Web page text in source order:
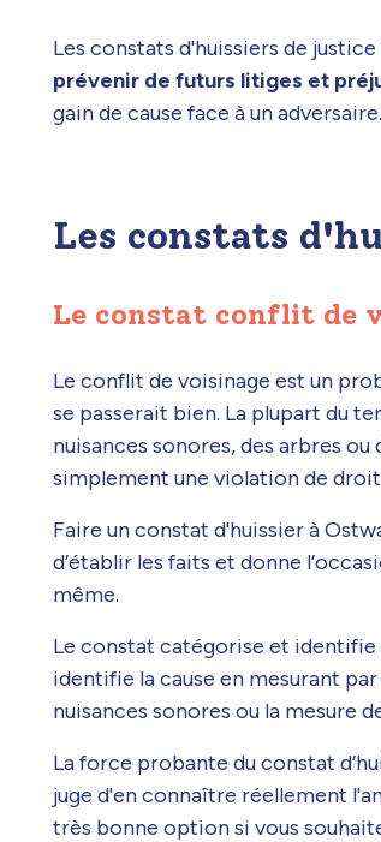
Les constats d'huissiers de
prévenir de futurs litiges et
gain de cause face à un adversaire.
Les constats
Le constat conflit de
Le conflit de voisinage est un
se passerait bien. La plupart du
nuisances sonores, des arbres
simplement une violation de
Faire un constat d'huissier à
d’établir les faits et donne
même.
Le constat catégorise et
identifie la cause en mesurant
nuisances sonores ou la mesure
La force probante du constat
juge d'en connaître réellement
très bonne option si vous